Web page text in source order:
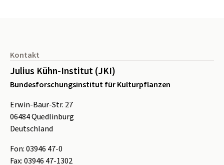
Kontakt
Julius Kühn-Institut (JKI)
Bundesforschungsinstitut für Kulturpflanzen
Erwin-Baur-Str. 27
06484Quedlinburg
Deutschland
Fon:03946 47-0
Fax:03946 47-1302